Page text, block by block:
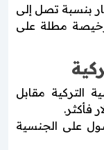
بنسبة تصل إلى
رخيصة مطلة على
التركية مقابل
على الجنسية